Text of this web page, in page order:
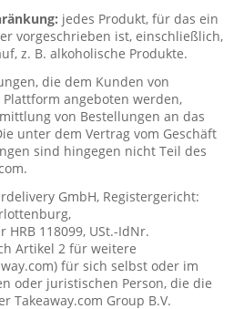
jedes Produkt, für das ein
vorgeschrieben ist, einschließlich,
z. B. alkoholische Produkte.
die dem Kunden von
angeboten werden,
von Bestellungen an das
unter dem Vertrag vom Geschäft
sind hingegen nicht Teil des
GmbH, Registergericht:
118099, USt.-IdNr.
Artikel 2 für weitere
für sich selbst oder im
oder juristischen Person, die die
Takeaway.com Group B.V.